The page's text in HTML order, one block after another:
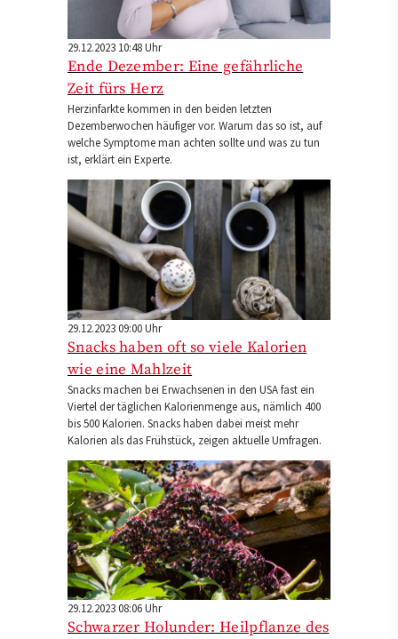
29.12.2023 10:48 Uhr
Ende Dezember: Eine gefährliche
Zeit fürs Herz
Herzinfarkte kommen in den beiden letzten
Dezemberwochen häufiger vor. Warum das so ist, auf
welche Symptome man achten sollte und was zu tun
ist, erklärt ein Experte.
29.12.2023 09:00 Uhr
Snacks haben oft so viele Kalorien
wie eine Mahlzeit
Snacks machen bei Erwachsenen in den USA fast ein
Viertel der täglichen Kalorienmenge aus, nämlich 400
bis 500 Kalorien. Snacks haben dabei meist mehr
Kalorien als das Frühstück, zeigen aktuelle Umfragen.
29.12.2023 08:06 Uhr
Schwarzer Holunder: Heilpflanze des